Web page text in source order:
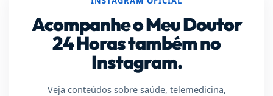
Acompanhe o Meu Doutor
24 Horas também no
Instagram.
Veja conteúdos sobre saúde, telemedicina,